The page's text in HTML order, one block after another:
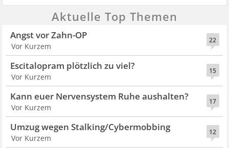
Aktuelle Top Themen
22
Angst vor Zahn-OP
Vor Kurzem
15
Escitalopram plötzlich zu viel?
Vor Kurzem
17
Kann euer Nervensystem Ruhe aushalten?
Vor Kurzem
12
Umzug wegen Stalking/Cybermobbing
Vor Kurzem